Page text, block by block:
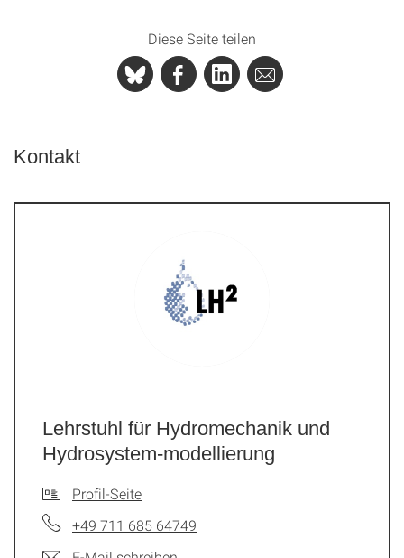
Diese Seite teilen
Kontakt
Lehrstuhl für Hydromechanik und
Hydrosystem-modellierung
Profil-Seite
+49 711 685 64749